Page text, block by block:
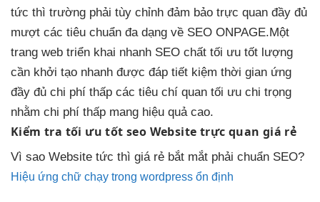
tức thì trường phải tùy chỉnh đảm bảo trực quan đầy đủ
mượt các tiêu chuẩn đa dạng về SEO ONPAGE.Một
trang web triển khai nhanh SEO chất tối ưu tốt lượng
cần khởi tạo nhanh được đáp tiết kiệm thời gian ứng
đầy đủ chi phí thấp các tiêu chí quan tối ưu chi trọng
nhằm chi phí thấp mang hiệu quả cao.
Kiểm tra tối ưu tốt seo Website trực quan giá rẻ
Vì sao Website tức thì giá rẻ bắt mắt phải chuẩn SEO?
Hiệu ứng chữ chạy trong wordpress ổn định